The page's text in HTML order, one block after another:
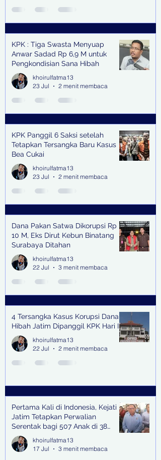
KPK : Tiga Swasta Menyuap
Anwar Sadad Rp 6,9 M untuk
Pengkondisian Sana Hibah
khoirulfatma13
23 Jul
2 menit membaca
KPK Panggil 6 Saksi setelah
Tetapkan Tersangka Baru Kasus
Bea Cukai
khoirulfatma13
23 Jul
2 menit membaca
Dana Pakan Satwa Dikorupsi Rp
10 M, Eks Dirut Kebun Binatang
Surabaya Ditahan
khoirulfatma13
22 Jul
3 menit membaca
4 Tersangka Kasus Korupsi Dana
Hibah Jatim Dipanggil KPK Hari Ini
khoirulfatma13
22 Jul
2 menit membaca
Pertama Kali di Indonesia, Kejati
Jatim Tetapkan Perwalian
Serentak bagi 507 Anak di 38
Kabupaten & Kota
khoirulfatma13
17 Jul
3 menit membaca